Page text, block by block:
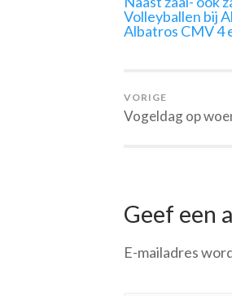
Volleyballen bij
Albatros CMV 4
VORIGE
Vogeldag op
Geef een
E-mailadres